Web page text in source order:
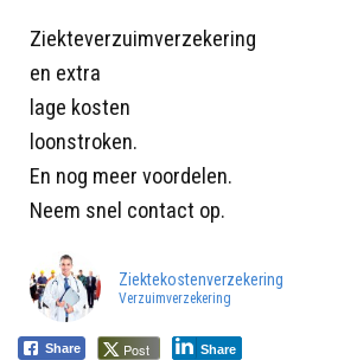
Ziekteverzuimverzekering
en extra
lage kosten
loonstroken.
En nog meer voordelen.
Neem snel contact op.
Ziektekostenverzekering
Verzuimverzekering
Share Post Share